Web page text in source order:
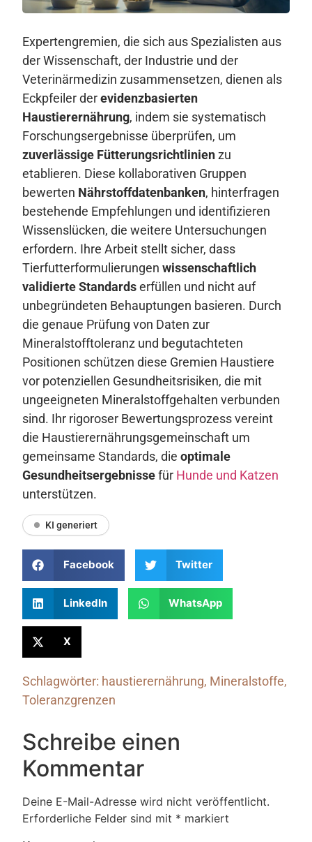
Expertengremien, die sich aus Spezialisten aus
der Wissenschaft, der Industrie und der
Veterinärmedizin zusammensetzen, dienen als
Eckpfeiler derevidenzbasierten
Haustierernährung, indem sie systematisch
Forschungsergebnisse überprüfen, um
zuverlässige Fütterungsrichtlinienzu
etablieren. Diese kollaborativen Gruppen
bewerten Nährstoffdatenbanken, hinterfragen
bestehende Empfehlungen und identifizieren
Wissenslücken, die weitere Untersuchungen
erfordern. Ihre Arbeit stellt sicher, dass
Tierfutterformulierungen wissenschaftlich
validierte Standardserfüllen und nicht auf
unbegründeten Behauptungen basieren. Durch
die genaue Prüfung von Daten zur
Mineralstofftoleranz und begutachteten
Positionen schützen diese Gremien Haustiere
vor potenziellen Gesundheitsrisiken, die mit
ungeeigneten Mineralstoffgehalten verbunden
sind. Ihr rigoroser Bewertungsprozess vereint
die Haustierernährungsgemeinschaft um
gemeinsame Standards, die optimale
Gesundheitsergebnissefür Hunde und Katzen
unterstützen.
KI generiert
Facebook Twitter
LinkedIn WhatsApp
X
Schlagwörter: haustierernährung, Mineralstoffe,
Toleranzgrenzen
Schreibe einen
Kommentar
Deine E-Mail-Adresse wird nicht veröffentlicht.
Erforderliche Felder sind mit * markiert